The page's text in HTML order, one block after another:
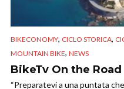
BIKECONOMY, CICLO STORICA,
MOUNTAIN BIKE, NEWS
BikeTv On the Road
“Preparatevi a una puntata